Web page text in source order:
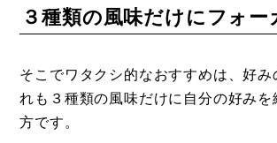
３種類の風味だけにフォー
そこでワタクシ的なおすすめは、好み
れも３種類の風味だけに自分の好みを
方です。